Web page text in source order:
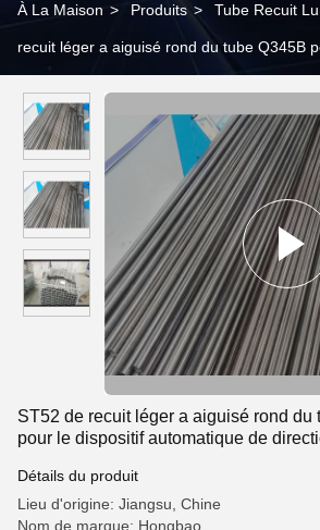
À La Maison > Produits > Tube Recuit
recuit léger a aiguisé rond du tube Q345B
ST52 de recuit léger a aiguisé rond du
pour le dispositif automatique de
Détails du produit
Lieu d'origine: Jiangsu, Chine
Nom de marque: Hongbao